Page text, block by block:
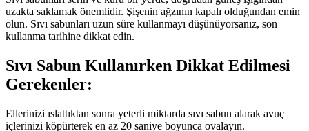
uzakta saklamak önemlidir. Şişenin ağzının kapalı olduğundan emin
olun. Sıvı sabunları uzun süre kullanmayı düşünüyorsanız, son
kullanma tarihine dikkat edin.
Sıvı Sabun Kullanırken Dikkat Edilmesi
Gerekenler:
Ellerinizi ıslattıktan sonra yeterli miktarda sıvı sabun alarak avuç
içlerinizi köpürterek en az 20 saniye boyunca ovalayın.